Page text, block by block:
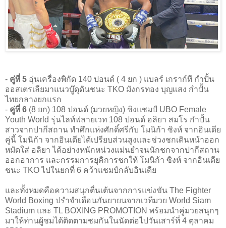
- คู่ที่ 5 อุ่นเครื่องพิกัด 140 ปอนด์ ( 4 ยก ) แบลร์ เกราก์ที กำปั้น
ออสเตรเลียมาแนวบู๊ดุดันชนะ TKO มังกรทอง บุญแสง กำปั้น
ไทยกลางยกแรก
- คู่ที่ 6 (8 ยก) 108 ปอนด์ (มวยหญิง) ชิงแชมป์ UBO Female
Youth World รุ่นไลท์ฟลายเวท 108 ปอนด์ อลิยา สมโร กำปั้น
สาวจากปากีสถาน ทำศึกแห่งศักดิ์ศรีกับ โมนิก้า ซิงห์ จากอินเดีย
คู่นี้ โมนิก้า จากอินเดียได้เปรียบส่วนสูงและช่วงชกเดินหน้าออก
หมัดใส่ อลิยา ได้อย่างหนักหน่วงแม่นยำจนนักชกจากปากีสถาน
ออกอาการ และกรรมการยุคิการชกให้ โมนิก้า ซิงห์ จากอินเดีย
ชนะ TKO ไปในยกที่ 6 คว้าแชมป์กลับอินเดีย
และทั้งหมดคือความสนุกตื่นเต้นจากการแข่งขัน The Fighter
World Boxing ปรำจำเดือนกันยายนจากเวทีมวย World Siam
Stadium และ TL BOXING PROMOTION พร้อมนำคู่มวยสนุกๆ
มาให้ท่านผู้ชมได้ติดตามชมกันในนัดต่อไปวันเสาร์ที่ 4 ตุลาคม